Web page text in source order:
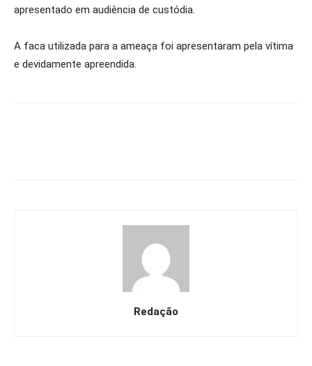
apresentado em audiência de custódia.
A faca utilizada para a ameaça foi apresentaram pela vítima
e devidamente apreendida.
Redação